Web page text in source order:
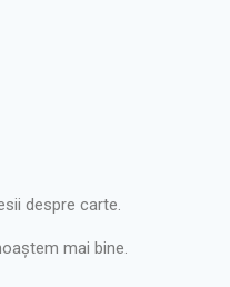
despre carte.
mai bine.